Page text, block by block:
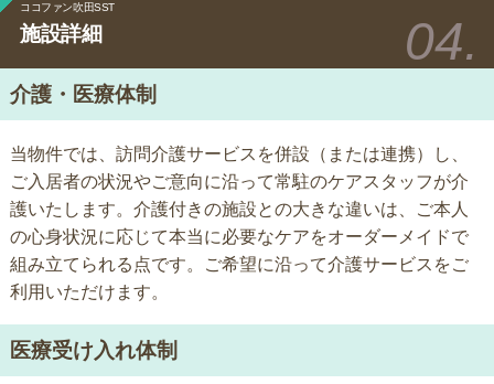
ココファン吹田SST
施設詳細
介護・医療体制
当物件では、訪問介護サービスを併設（または連携）し、
ご入居者の状況やご意向に沿って常駐のケアスタッフが介
護いたします。介護付きの施設との大きな違いは、ご本人
の心身状況に応じて本当に必要なケアをオーダーメイドで
組み立てられる点です。ご希望に沿って介護サービスをご
利用いただけます。
医療受け入れ体制